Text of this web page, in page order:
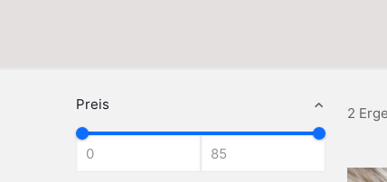
Preis 2